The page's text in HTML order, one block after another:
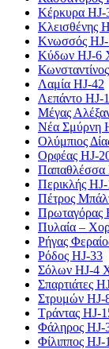
Κέρκυρα HJ-
Κλεισθένης
Κνωσσός HJ-
Κύδων HJ-6
Λαμία HJ-42
Λεπάντο HJ-
Μέγας
Νέα Σμύρνη
Ολύμπιος
Ορφέας HJ-
Παπαθλέσσα
Περικλής
Πέτρος
Πρωταγόρας
Πυλαία –
Ρήγας
Ρόδος HJ-33
Σόλων HJ-4
Σπαρτιάτες
Στρυμών HJ-
Τράντας HJ-
Φάληρος HJ-
Φίλιππος